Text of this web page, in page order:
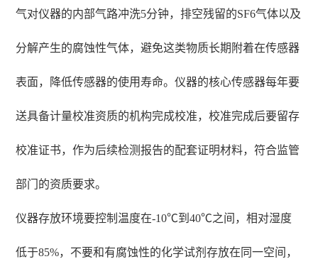
气对仪器的内部气路冲洗5分钟，排空残留的SF6气体以及
分解产生的腐蚀性气体，避免这类物质长期附着在传感器
表面，降低传感器的使用寿命。仪器的核心传感器每年要
送具备计量校准资质的机构完成校准，校准完成后要留存
校准证书，作为后续检测报告的配套证明材料，符合监管
部门的资质要求。
仪器存放环境要控制温度在-10℃到40℃之间，相对湿度
低于85%，不要和有腐蚀性的化学试剂存放在同一空间，